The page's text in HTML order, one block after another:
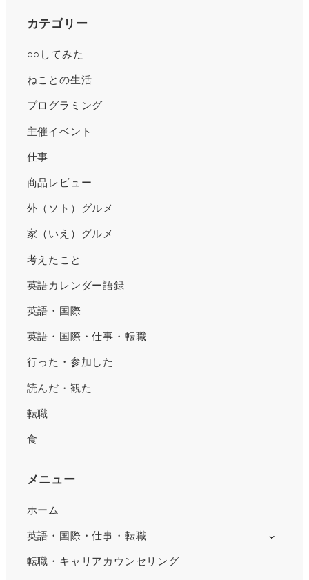
カテゴリー
○○してみた
ねことの生活
プログラミング
主催イベント
仕事
商品レビュー
外（ソト）グルメ
家（いえ）グルメ
考えたこと
英語カレンダー語録
英語・国際
英語・国際・仕事・転職
行った・参加した
読んだ・観た
転職
食
メニュー
ホーム
英語・国際・仕事・転職
転職・キャリアカウンセリング